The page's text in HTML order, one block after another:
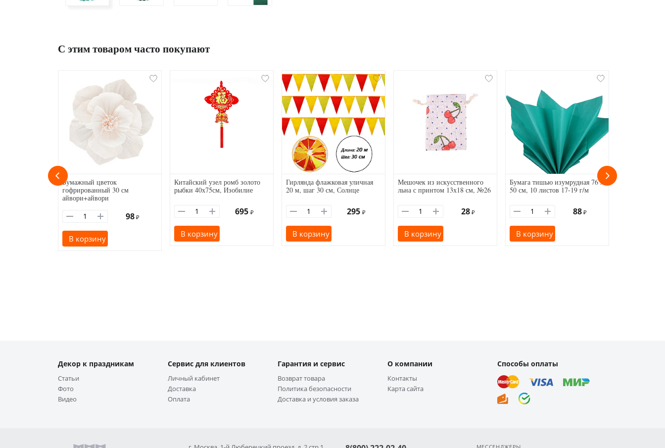
С этим товаром часто покупают
Бумажный цветок
гофрированный 30 см
айвори+айвори
98 ₽
В корзину
Китайский узел ромб золото
рыбки 40х75см, Изобилие
695 ₽
В корзину
Гирлянда флажковая уличная
20 м, шаг 30 см, Солнце
295 ₽
В корзину
Мешочек из искусственного
льна с принтом 13х18 см, №26
28 ₽
В корзину
Бумага тишью изумрудная 76 х
50 см, 10 листов 17-19 г/м
88 ₽
В корзину
Декор к праздникам
Статьи
Фото
Видео
Сервис для клиентов
Личный кабинет
Доставка
Оплата
Гарантия и сервис
Возврат товара
Политика безопасности
Доставка и условия заказа
О компании
Контакты
Карта сайта
Способы оплаты